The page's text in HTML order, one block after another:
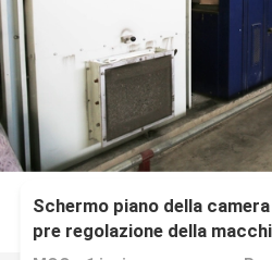
Schermo piano della
pre regolazione della